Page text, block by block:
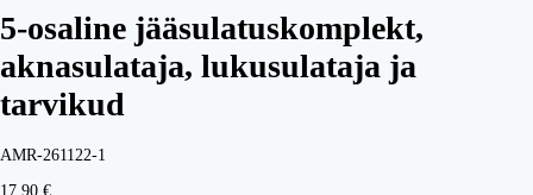
5-osaline jääsulatuskomplekt,
aknasulataja, lukusulataja ja
tarvikud
AMR-261122-1
17,90 €